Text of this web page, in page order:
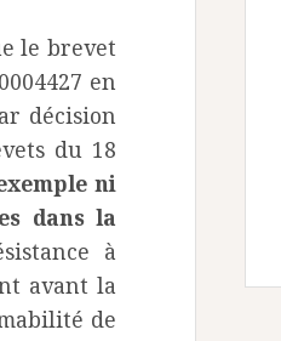
le brevet
en
décision
du 18
ni
dans la
à
avant la
de